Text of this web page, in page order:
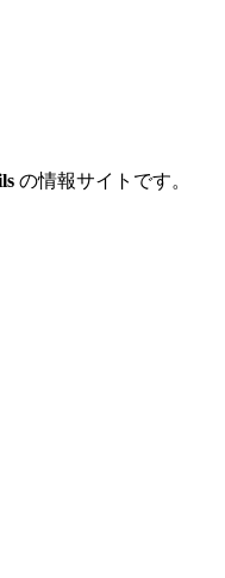
の情報サイトです。